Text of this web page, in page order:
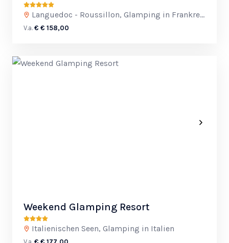
Languedoc - Roussillon, Glamping in Frankreich
V.a. € € 158,00
Weekend Glamping Resort
Italienischen Seen, Glamping in Italien